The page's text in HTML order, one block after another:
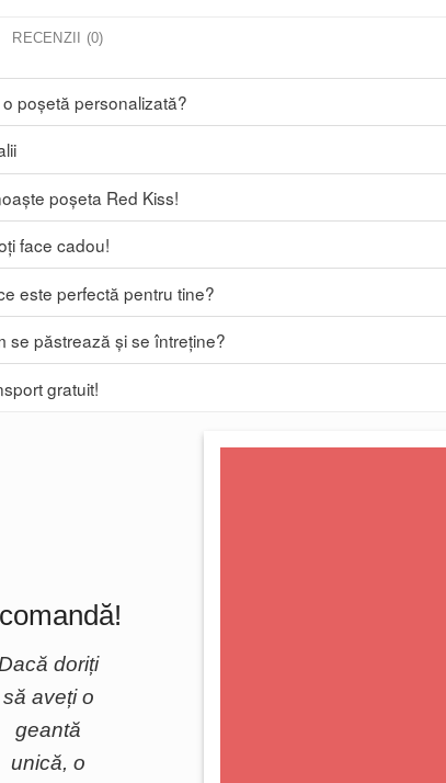
RECENZII (0)
o poșetă personalizată?
poșeta Red Kiss!
face cadou!
este perfectă pentru tine?
se păstrează și se întreține?
gratuit!
doriți
să aveți o
geantă
unică, o